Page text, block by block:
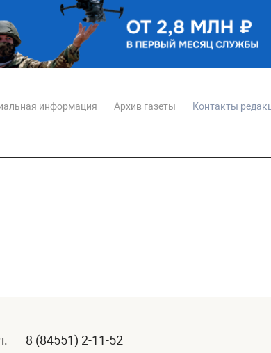
информация Архив газеты Контакты
8 (84551) 2-11-52